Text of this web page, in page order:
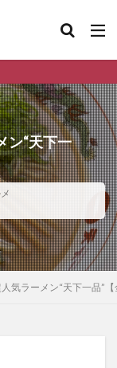
ン“天下一
気ラーメン“天下一品”